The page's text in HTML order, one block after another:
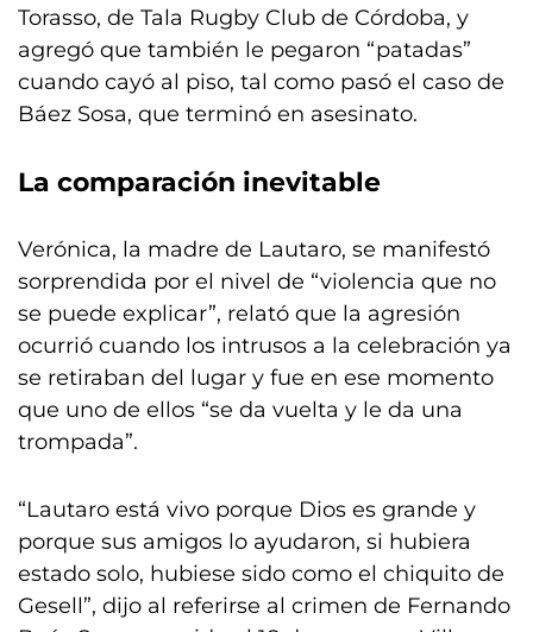
Torasso, de Tala Rugby Club de Córdoba, y
agregó que también le pegaron “patadas”
cuando cayó al piso, tal como pasó el caso de
Báez Sosa, que terminó en asesinato.
La comparación inevitable
Verónica, la madre de Lautaro, se manifestó
sorprendida por el nivel de “violencia que no
se puede explicar”, relató que la agresión
ocurrió cuando los intrusos a la celebración ya
se retiraban del lugar y fue en ese momento
que uno de ellos “se da vuelta y le da una
trompada”.
“Lautaro está vivo porque Dios es grande y
porque sus amigos lo ayudaron, si hubiera
estado solo, hubiese sido como el chiquito de
Gesell”, dijo al referirse al crimen de Fernando